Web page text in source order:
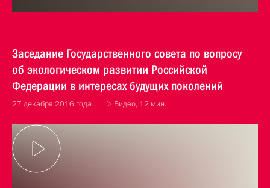
Заседание Государственного совета по вопросу
об экологическом развитии Российской
Федерации в интересах будущих поколений
27 декабря 2016 года Видео, 12 мин.